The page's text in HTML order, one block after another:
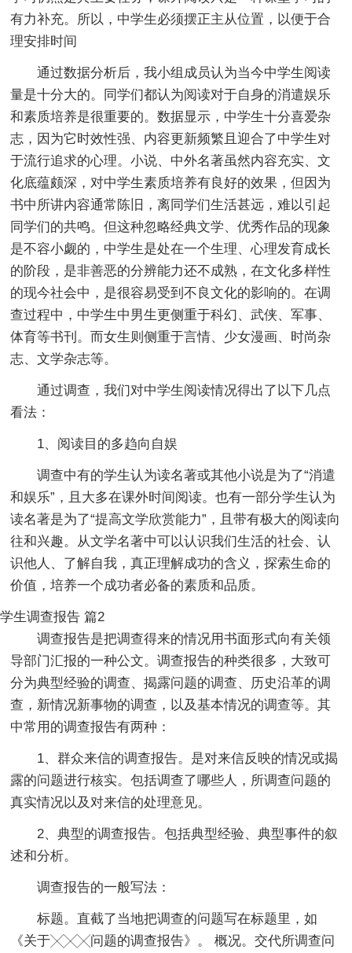
有力补充。所以，中学生必须摆正主从位置，以便于合
理安排时间
通过数据分析后，我小组成员认为当今中学生阅读
量是十分大的。同学们都认为阅读对于自身的消遣娱乐
和素质培养是很重要的。数据显示，中学生十分喜爱杂
志，因为它时效性强、内容更新频繁且迎合了中学生对
于流行追求的心理。小说、中外名著虽然内容充实、文
化底蕴颇深，对中学生素质培养有良好的效果，但因为
书中所讲内容通常陈旧，离同学们生活甚远，难以引起
同学们的共鸣。但这种忽略经典文学、优秀作品的现象
是不容小觑的，中学生是处在一个生理、心理发育成长
的阶段，是非善恶的分辨能力还不成熟，在文化多样性
的现今社会中，是很容易受到不良文化的影响的。在调
查过程中，中学生中男生更侧重于科幻、武侠、军事、
体育等书刊。而女生则侧重于言情、少女漫画、时尚杂
志、文学杂志等。
通过调查，我们对中学生阅读情况得出了以下几点
看法：
1、阅读目的多趋向自娱
调查中有的学生认为读名著或其他小说是为了“消遣
和娱乐”，且大多在课外时间阅读。也有一部分学生认为
读名著是为了“提高文学欣赏能力”，且带有极大的阅读向
往和兴趣。从文学名著中可以认识我们生活的社会、认
识他人、了解自我，真正理解成功的含义，探索生命的
价值，培养一个成功者必备的素质和品质。
学生调查报告 篇2
调查报告是把调查得来的情况用书面形式向有关领
导部门汇报的一种公文。调查报告的种类很多，大致可
分为典型经验的调查、揭露问题的调查、历史沿革的调
查，新情况新事物的调查，以及基本情况的调查等。其
中常用的调查报告有两种：
1、群众来信的调查报告。是对来信反映的情况或揭
露的问题进行核实。包括调查了哪些人，所调查问题的
真实情况以及对来信的处理意见。
2、典型的调查报告。包括典型经验、典型事件的叙
述和分析。
调查报告的一般写法：
标题。直截了当地把调查的问题写在标题里，如
《关于╳╳╳问题的调查报告》。 概况。交代所调查问